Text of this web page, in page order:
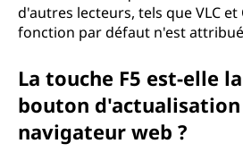
d'autres lecteurs, tels que VLC
fonction par défaut n'est
La touche F5 est-elle
bouton
navigateur web ?